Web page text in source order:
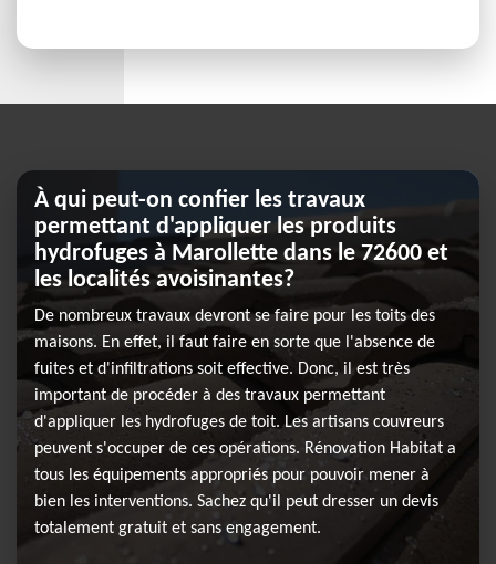
À qui peut-on confier les travaux
permettant d'appliquer les produits
hydrofuges à Marollette dans le 72600 et
les localités avoisinantes?
De nombreux travaux devront se faire pour les toits des
maisons. En effet, il faut faire en sorte que l'absence de
fuites et d'infiltrations soit effective. Donc, il est très
important de procéder à des travaux permettant
d'appliquer les hydrofuges de toit. Les artisans couvreurs
peuvent s'occuper de ces opérations. Rénovation Habitat a
tous les équipements appropriés pour pouvoir mener à
bien les interventions. Sachez qu'il peut dresser un devis
totalement gratuit et sans engagement.